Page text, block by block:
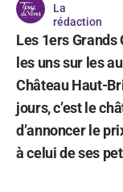
La
rédaction
Les 1ers Grands
les uns sur les
Château Haut-
jours, c’est le
d’annoncer le
à celui de ses